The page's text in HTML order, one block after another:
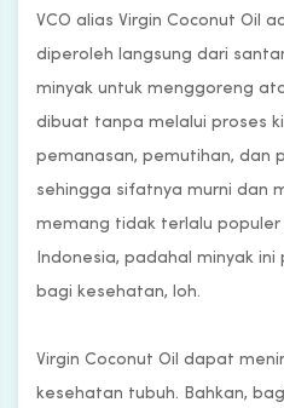
VCO alias Virgin Coconut Oil
diperoleh langsung dari
minyak untuk menggoreng
dibuat tanpa melalui proses
pemanasan, pemutihan, dan
sehingga sifatnya murni dan
memang tidak terlalu
Indonesia, padahal minyak
bagi kesehatan, loh.
Virgin Coconut Oil dapat
kesehatan tubuh. Bahkan,